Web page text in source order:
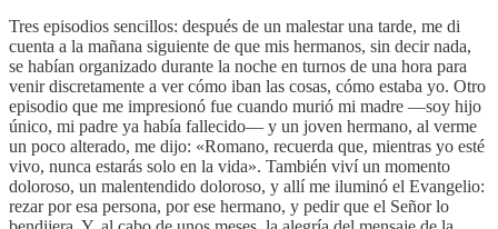
Tres episodios sencillos: después de un malestar una tarde, me di
cuenta a la mañana siguiente de que mis hermanos, sin decir nada,
se habían organizado durante la noche en turnos de una hora para
venir discretamente a ver cómo iban las cosas, cómo estaba yo. Otro
episodio que me impresionó fue cuando murió mi madre —soy hijo
único, mi padre ya había fallecido— y un joven hermano, al verme
un poco alterado, me dijo: «Romano, recuerda que, mientras yo esté
vivo, nunca estarás solo en la vida». También viví un momento
doloroso, un malentendido doloroso, y allí me iluminó el Evangelio:
rezar por esa persona, por ese hermano, y pedir que el Señor lo